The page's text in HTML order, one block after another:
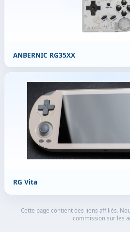
ANBERNIC RG35XX
RG Vita
Cette page contient des liens affiliés.
commission sur les